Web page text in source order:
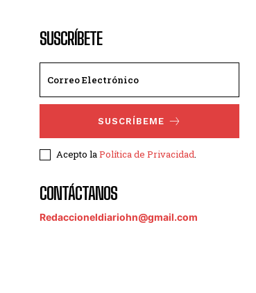
SUSCRÍBETE
SUSCRÍBEME
Acepto laPolítica de Privacidad.
CONTÁCTANOS
Redaccioneldiariohn@gmail.com